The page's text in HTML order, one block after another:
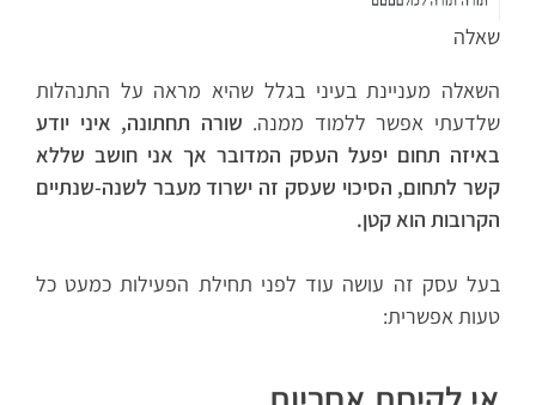
שאלה
השאלה מעניינת בעיני בגלל שהיא מראה על התנהלות
שלדעתי אפשר ללמוד ממנה. שורה תחתונה, איני יודע
באיזה תחום יפעל העסק המדובר אך אני חושב שללא
קשר לתחום, הסיכוי שעסק זה ישרוד מעבר לשנה-שנתיים
הקרובות הוא קטן.
בעל עסק זה עושה עוד לפני תחילת הפעילות כמעט כל
טעות אפשרית: